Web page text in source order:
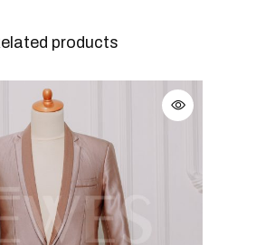
products